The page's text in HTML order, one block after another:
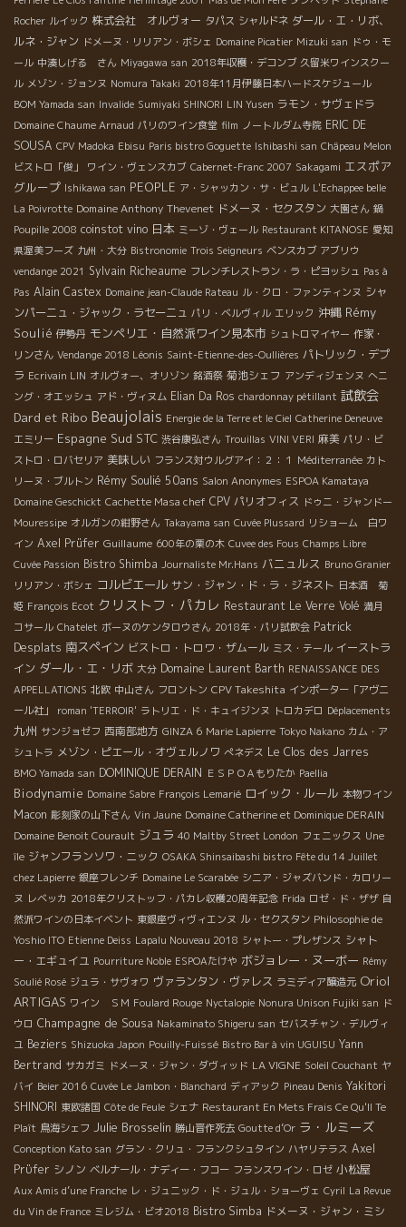
Rocher ルイック 株式会社 オルヴォー タパス シャルドネ ダール・エ・リボ、
ルネ・ジャン ドメーヌ・リリアン・ボシェ Domaine Picatier Mizuki san ドゥ・モ
ール 中湊しげる さん Miyagawa san 2018年収穫・デコンブ 久留米ワインスクー
ル メゾン・ジョンヌ Nomura Takaki 2018年11月伊藤日本ハードスケジュール
BOM Yamada san Invalide Sumiyaki SHINORI LIN Yusen ラモン・サヴェドラ
Domaine Chaume Arnaud パリのワイン食堂 film ノートルダム寺院 ERIC DE
SOUSA CPV Madoka Ebisu Paris bistro Goguette Ishibashi san Châpeau Melon
ビストロ「俊」
ワイン・ヴェンスカブ Cabernet-Franc 2007 Sakagami エスポア
グループ Ishikawa san PEOPLE ア・シャッカン・サ・ビュル L'Echappee belle
La Poivrotte Domaine Anthony Thevenet ドメーヌ・セクスタン 大園さん 鍋
Poupille 2008 coinstot vino 日本 ミーゾ・ヴェール Restaurant KITANOSE 愛知
県渥美フーズ 九州・大分 Bistronomie Trois Seigneurs ベンスカブ アブリウ
vendange 2021 Sylvain Richeaume フレンチレストラン・ラ・ピヨッシュ Pas à
Pas Alain Castex Domaine jean-Claude Rateau ル・クロ・ファンティンヌ シャ
ンパーニュ・ジャック・ラセーニュ パリ・ベルヴィル エリック 沖縄 Rémy
Soulié 伊勢丹 モンペリエ・自然派ワイン見本市 シュトロマイヤー 作家・
リンさん Vendange 2018 Léonis Saint-Etienne-des-Oullières パトリック・デプ
ラ Ecrivain LIN オルヴォー、オリゾン 銘酒祭 菊池シェフ アンディジェンヌ へニ
ング・オエッシュ アド・ヴィヌム Elian Da Ros chardonnay pétillant 試飲会
Dard et Ribo Beaujolais Energie de la Terre et le Ciel Catherine Deneuve
エミリー Espagne Sud STC 渋谷康弘さん Trouillas VINI VERI 麻美 パリ・ビ
ストロ・ロバセリア 美味しい フランス対ウルグアイ：２：１ Méditerranée カト
リーヌ・ブルトン Rémy Soulié 50ans Salon Anonymes ESPOA Kamataya
Domaine Geschickt Cachette Masa chef CPV パリオフィス ドゥニ・ジャンドー
Mouressipe オルガンの紺野さん Takayama san Cuvée Plussard リショーム 白ワ
イン Axel Prüfer Guillaume 600年の栗の木 Cuvee des Fous Champs Libre
Cuvée Passion Bistro Shimba Journaliste Mr.Hans バニュルス Bruno Granier
リリアン・ボシェ コルビエール サン・ジャン・ド・ラ・ジネスト 日本酒 菊
姫 François Ecot クリストフ・パカレ Restaurant Le Verre Volé 満月
コサール Chatelet ボーヌのケンタロウさん 2018年・パリ試飲会 Patrick
Desplats 南スペイン ビストロ・トロワ・ザムール ミス・テール イーストラ
イン ダール・エ・リボ 大分 Domaine Laurent Barth RENAISSANCE DES
APPELLATIONS 北欧 中山さん フロントン CPV Takeshita インポーター「アヴニ
ール社」
roman 'TERROIR' ラトリエ・ド・キュイジンヌ トロカデロ Déplacements
九州 サンジョゼフ 西南部地方 GINZA 6 Marie Lapierre Tokyo Nakano カム・ア
シュトラ メゾン・ピエール・オヴェルノワ ぺネデス Le Clos des Jarres
BMO Yamada san DOMINIQUE DERAIN ＥＳＰＯＡもりたか Paellia
Biodynamie Domaine Sabre François Lemarié ロイック・ルール 本物ワイン
Macon 彫刻家の山下さん Vin Jaune Domaine Catherine et Dominique DERAIN
Domaine Benoit Courault ジュラ 40 Maltby Street London フェニックス Une
île ジャンフランソワ・ニック OSAKA Shinsaibashi bistro Fête du 14 Juillet
chez Lapierre 銀座フレンチ Domaine Le Scarabée シニア・ジャズバンド・カロリー
ヌ レベッカ 2018年クリストッフ・パカレ収穫20周年記念 Frida ロゼ・ド・ザザ 自
然派ワインの日本イベント 東銀座ヴィヴィエンヌ ル・セクスタン Philosophie de
Yoshio ITO Etienne Deiss Lapalu Nouveau 2018 シャトー・プレザンス シャト
ー・エギュイユ Pourriture Noble ESPOAたけや ボジョレー・ヌーボー Rémy
Soulié Rosé ジュラ・サヴォワ ヴァランタン・ヴァレス ラミディア醸造元 Oriol
ARTIGAS ワイン ＳＭ Foulard Rouge Nyctalopie Nonura Unison Fujiki san ド
ウロ Champagne de Sousa Nakaminato Shigeru san セバスチャン・デルヴィ
ユ Beziers Shizuoka Japon Pouilly-Fuissé Bistro Bar à vin UGUISU Yann
Bertrand サカガミ ドメーヌ・ジャン・ダヴィッド LA VIGNE Soleil Couchant ヤ
バイ Beier 2016 Cuvée Le Jambon・Blanchard ディアック Pineau Denis Yakitori
SHINORI 東欧諸国 Côte de Feule シェナ Restaurant En Mets Frais Ce Qu'Il Te
Plaît 鳥海シェフ Julie Brosselin 勝山晋作死去 Goutte d’Or ラ・ルミーズ
Conception Kato san グラン・クリュ・フランクシュタイン ハヤリテラス Axel
Prϋfer シノン ベルナール・ナディー・フコー フランスワイン・ロゼ 小松屋
Aux Amis d’une Franche レ・ジュニック・ド・ジュル・ショーヴェ Cyril La Revue
du Vin de France ミレジム・ビオ2018 Bistro Simba ドメーヌ・ジャン・ミシ